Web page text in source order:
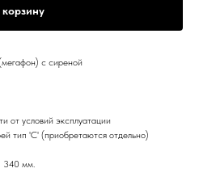
с сиреной
от условий эксплуатации
тип 'С' (приобретаются отдельно)
340 мм.